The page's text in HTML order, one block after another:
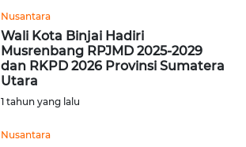
Nusantara
Wali Kota Binjai Hadiri
Musrenbang RPJMD 2025-2029
dan RKPD 2026 Provinsi Sumatera
Utara
1 tahun yang lalu
Nusantara